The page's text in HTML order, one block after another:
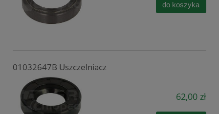
do koszyka
01032647B Uszczelniacz
62,00 zł